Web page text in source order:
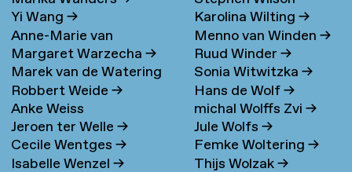
Yi Wang→
Anne-Marie van
Warmerdam
Margaret Warzecha→
Marek van de Watering
Robbert Weide→
Anke Weiss
Jeroen ter Welle→
Cecile Wentges→
Isabelle Wenzel→
Karolina Wilting→
Menno van Winden→
Ruud Winder→
Sonia Witwitzka→
Hans de Wolf→
michal Wolffs Zvi→
Jule Wolfs→
Femke Woltering→
Thijs Wolzak→